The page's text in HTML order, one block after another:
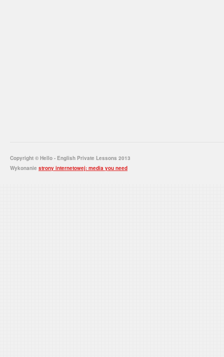
Copyright © Hello - English Private Lessons 2013
Wykonanie strony internetowej: media you need